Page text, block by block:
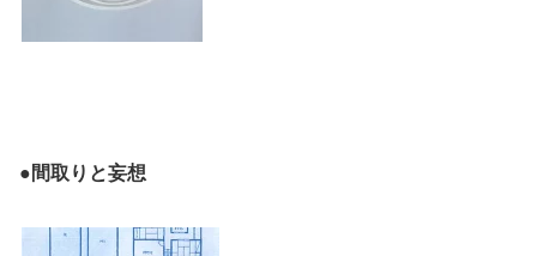
●間取りと妄想